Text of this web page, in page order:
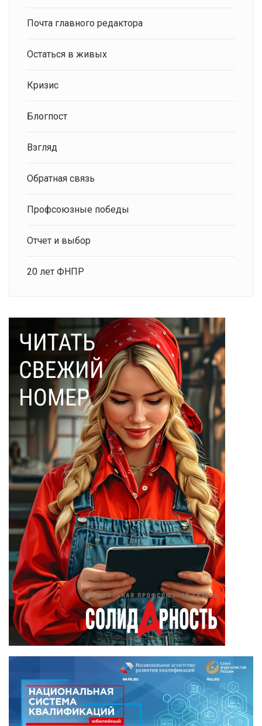
Почта главного редактора
Остаться в живых
Кризис
Блогпост
Взгляд
Обратная связь
Профсоюзные победы
Отчет и выбор
20 лет ФНПР